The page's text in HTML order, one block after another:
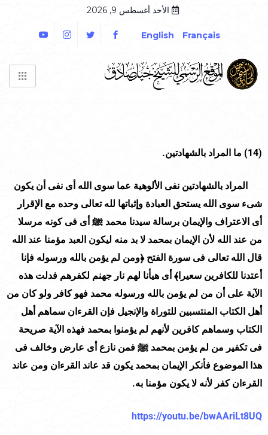
الأحد أغسطس 9, 2026
Français
English
(14) ما المراد بالشهادتين.
المراد بالشهادتين نفى الألوهية عما سوى الله أى نفى أن يكون
شىء سوى الله يستحق العبادة وإثباتها لله تعالى وحده مع الإقرار
أى الاعتراف والإيمان برسالة سيدنا محمد ﷺ أى فى كونه مرسلا
من عند الله لأن الإيمان بمحمد لا بد منه ليكون العبد مؤمنا عند الله
قال الله تعالى فى سورة الفتح ﴿ومن لم يؤمن بالله ورسوله فإنا
أعتدنا للكافرين سعيرا﴾ أى هيأنا لهم نار جهنم لكفرهم فدلت هذه
الآية على أن من لم يؤمن بالله ورسوله محمد فهو كافر ولو كان من
أهل الكتاب المنتسبين للتوراة والإنجيل فإن القرءان سماهم أهل
الكتاب وسماهم كافرين لأنهم لم يؤمنوا بمحمد فهذه الآية صريحة
فى تكفير من لم يؤمن بمحمد ﷺ فمن نازع أى عارض وخالف فى
هذا الموضوع فأنكر الإيمان بمحمد يكون قد عاند القرءان ومن عاند
القرءان كفر لأنه لا يكون مؤمنا به.
https://youtu.be/bwAAriLt8UQ